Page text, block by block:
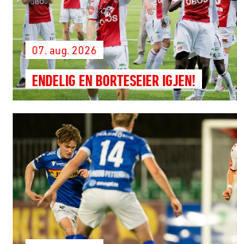
07. aug. 2026
ENDELIG EN BORTESEIER IGJEN!